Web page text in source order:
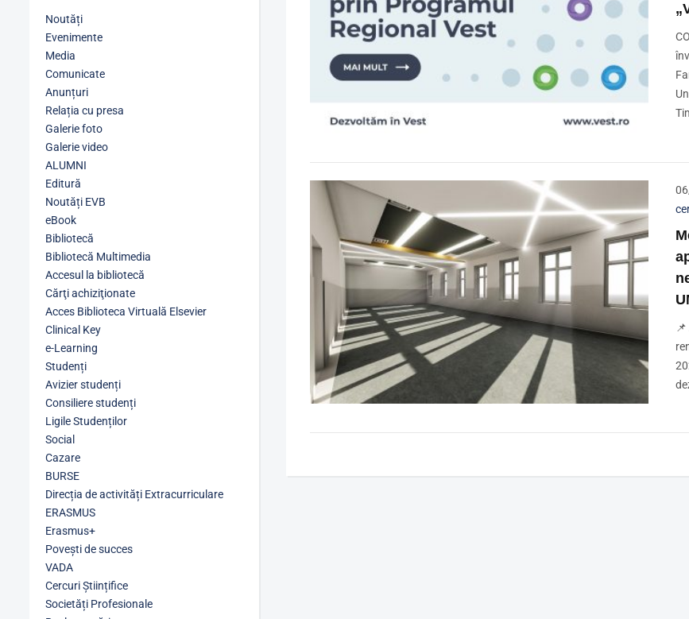
Noutăți
Evenimente
Media
Comunicate
Anunțuri
Relația cu presa
Galerie foto
Galerie video
ALUMNI
Editură
Noutăți EVB
eBook
Bibliotecă
Bibliotecă Multimedia
Accesul la bibliotecă
Cărţi achiziţionate
Acces Biblioteca Virtuală Elsevier
Clinical Key
e-Learning
Studenți
Avizier studenți
Consiliere studenți
Ligile Studenților
Social
Cazare
BURSE
Direcția de activități Extracurriculare
ERASMUS
Erasmus+
Povești de succes
VADA
Cercuri Științifice
Societăți Profesionale